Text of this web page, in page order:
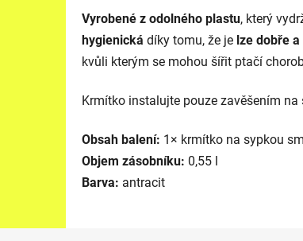
Vyrobené z odolného plastu, který
hygienická díky tomu, že je lze dobře
kvůli kterým se mohou šířit ptačí
Krmítko instalujte pouze zavěšením
Obsah balení: 1× krmítko na sypkou
Objem zásobníku: 0,55 l
Barva: antracit